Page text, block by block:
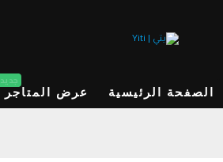
الصفحة الرئيسية عرض المتاجر
جديد